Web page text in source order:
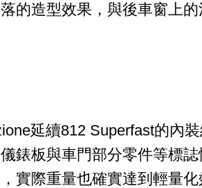
的造型效果，與後車窗上
延續812 Superfast的內
錶板與車門部分零件等標
實際重量也確實達到輕量